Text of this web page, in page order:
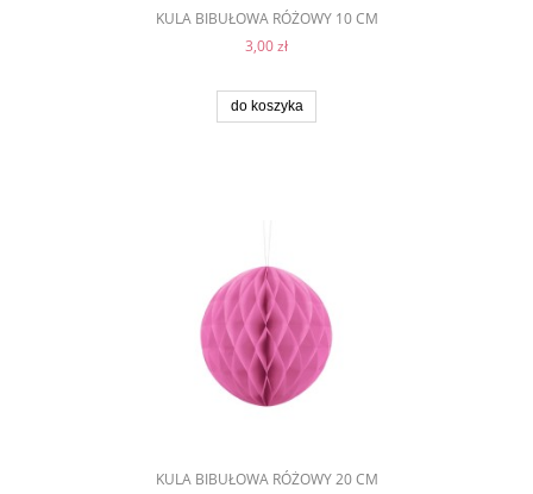
KULA BIBUŁOWA RÓŻOWY 10 CM
3,00 zł
do koszyka
KULA BIBUŁOWA RÓŻOWY 20 CM